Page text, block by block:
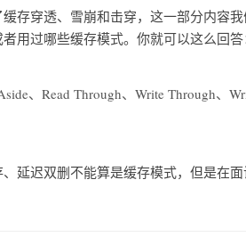
存穿透、雪崩和击穿，这一部分内容
用过哪些缓存模式。你就可以这么回答
、Read Through、Write Through、
延迟双删不能算是缓存模式，但是在